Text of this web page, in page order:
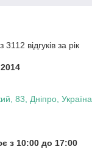
відгуків за рік
83, Дніпро, Україна
з 10:00 до 17:00